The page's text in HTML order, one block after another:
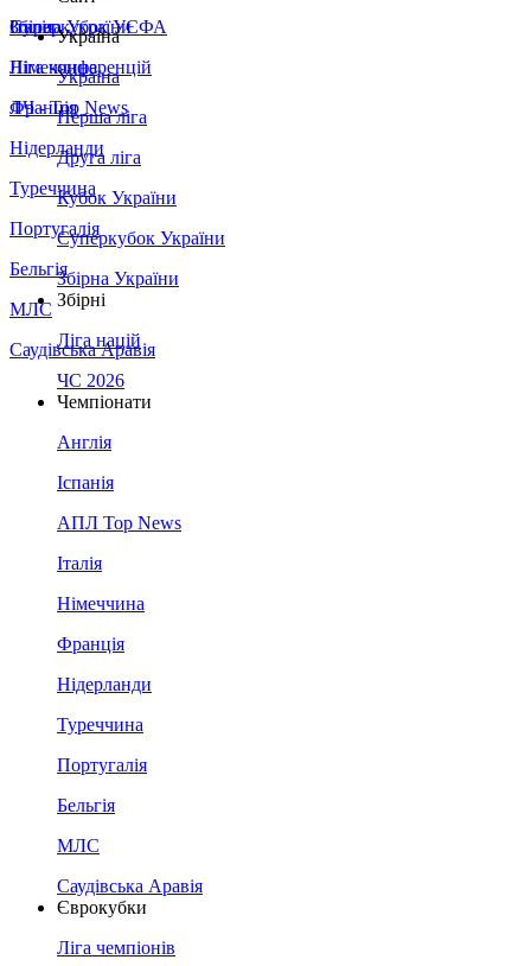
Збірна України
Італія
Німеччина
Франція
Нідерланди
Туреччина
Португалія
Бельгія
МЛС
Саудівська Аравія
Суперкубок УЄФА
Ліга конференцій
ЛЧ - Top News
Україна
Україна
Перша ліга
Друга ліга
Кубок України
Суперкубок України
Збірна України
Збірні
Ліга націй
ЧС 2026
Чемпіонати
Англія
Іспанія
АПЛ Top News
Італія
Німеччина
Франція
Нідерланди
Туреччина
Португалія
Бельгія
МЛС
Саудівська Аравія
Єврокубки
Ліга чемпіонів